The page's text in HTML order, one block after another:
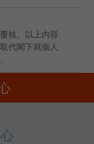
核。以上內容
代閣下就個人